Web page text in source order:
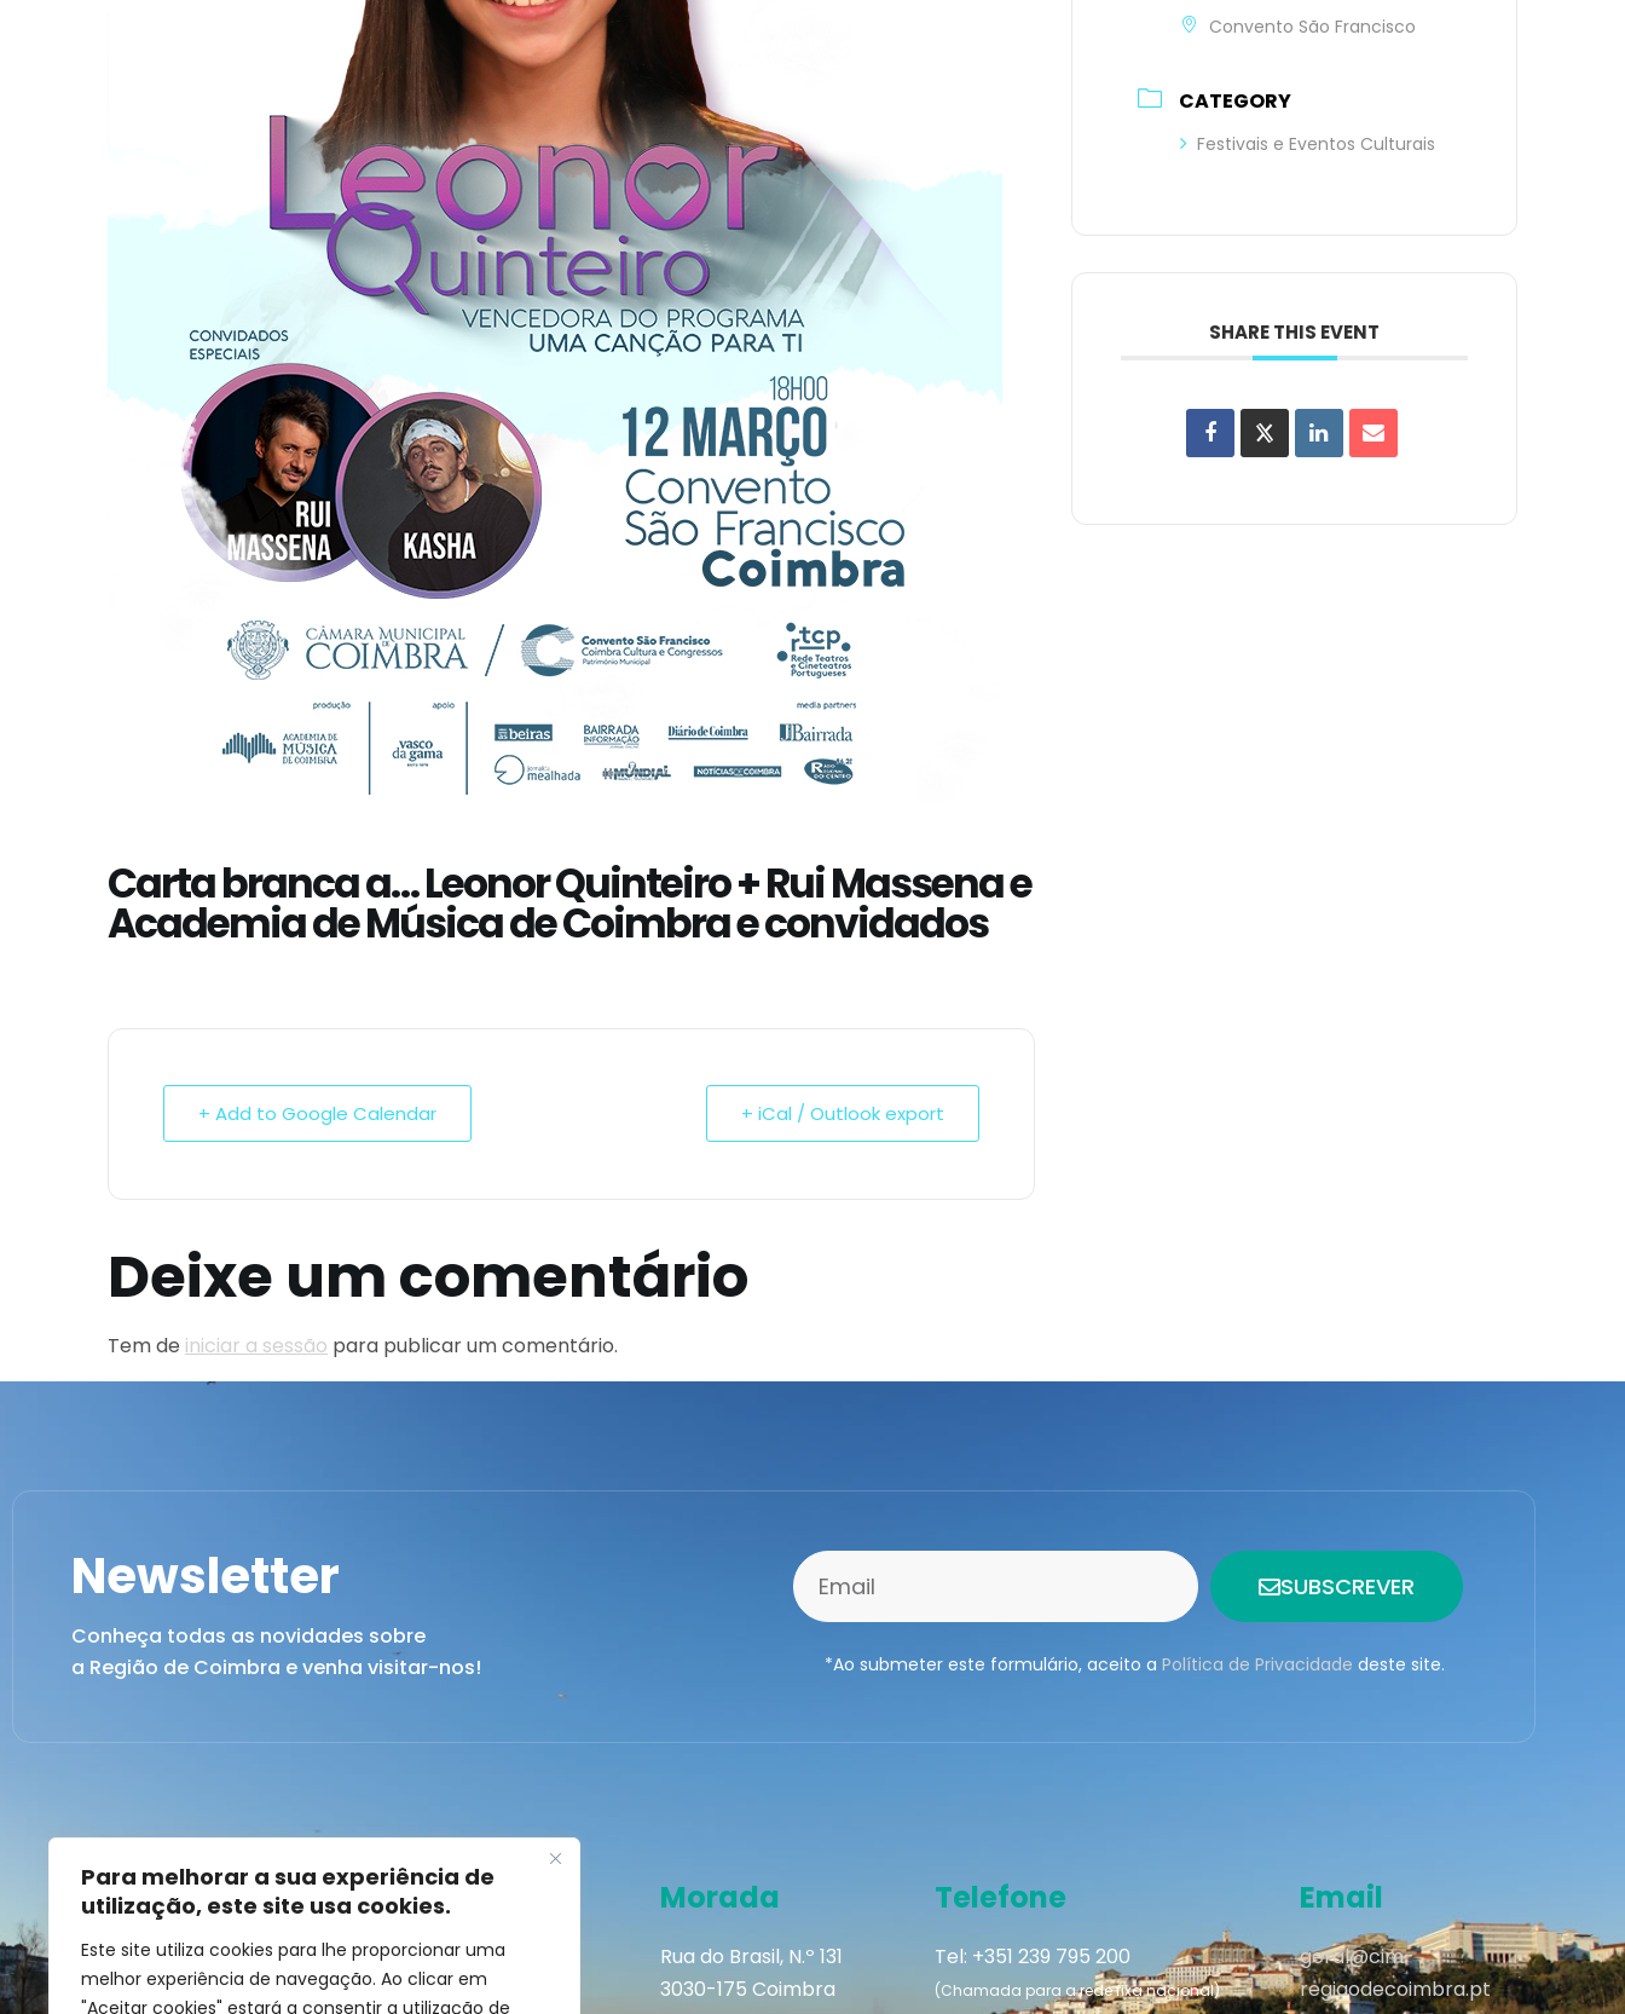
Para melhorar a sua experiência de
utilização, este site usa cookies.
Este site utiliza cookies para lhe proporcionar uma
melhor experiência de navegação. Ao clicar em
"Aceitar cookies" estará a consentir a utilização de
Carta branca a… Leonor Quinteiro + Rui Massena e
Academia de Música de Coimbra e convidados
+ Add to Google Calendar + iCal / Outlook export
Convento São Francisco
CATEGORY
Festivais e Eventos Culturais
SHARE THIS EVENT
Deixe um comentário
Tem de iniciar a sessão para publicar um comentário.
Newsletter
Conheça todas as novidades sobre
a Região de Coimbra e venha visitar-nos!
SUBSCREVER
*Ao submeter este formulário, aceito a Política de Privacidade deste site.
Morada
Rua do Brasil, N.º 131
3030-175 Coimbra
Telefone
Tel: +351 239 795 200
(Chamada para a rede fixa nacional)
Email
geral@cim-
regiaodecoimbra.pt